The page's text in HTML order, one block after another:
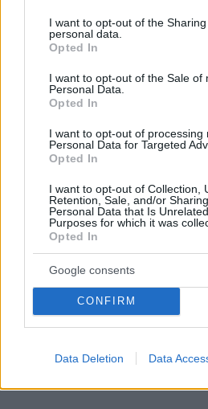
not limited to your visit or usage
grant or deny consent to Google
use your data for below specified
consent section.
I want to opt-out of the
personal data.
Opted In
I want to opt-out of the Sale of
Personal Data.
Opted In
I want to opt-out of processing
Personal Data for Targeted
Opted In
I want to opt-out of Collection,
Retention, Sale, and/or
Personal Data that Is
Purposes for which it was
Opted In
Google consents
CONFIRM
Data Deletion Data
50 Jahre vergingen und der
eine Suche nach dem Mädchen. Er
Mädchen zu finden und ihr drei
Er begann zunächst, in Internetforen
suchen, fand aber kaum etwas. Also
und schaute in der historischen
Er sprach begeistert über das Mädchen,
Freunde einst so sehr bewunderten.
“Wir alle haben sie lieb gewonnen und
stark, mutig und hübsch ist”, sagte
Zeitschriften, um das Foto zu
Erika erkennen konnte Schließlich tat
brachte aber keinen Durchbruch.